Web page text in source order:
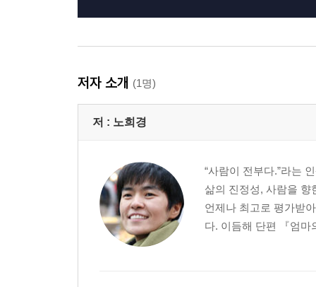
저자 소개 (1명)
저 : 노희경
“사람이 전부다.”라는
삶의 진정성, 사람을
언제나 최고로 평가받
다. 이듬해 단편 『엄마